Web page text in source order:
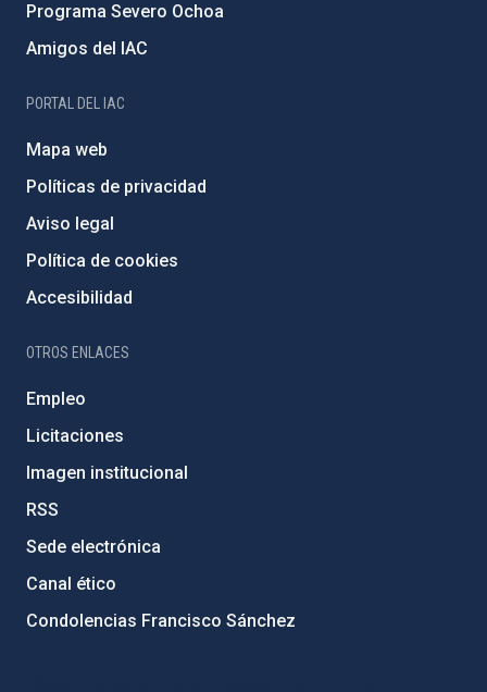
Programa Severo Ochoa
Amigos del IAC
PORTAL DEL IAC
Mapa web
Políticas de privacidad
Aviso legal
Política de cookies
Accesibilidad
OTROS ENLACES
Empleo
Licitaciones
Imagen institucional
RSS
Sede electrónica
Canal ético
Condolencias Francisco Sánchez